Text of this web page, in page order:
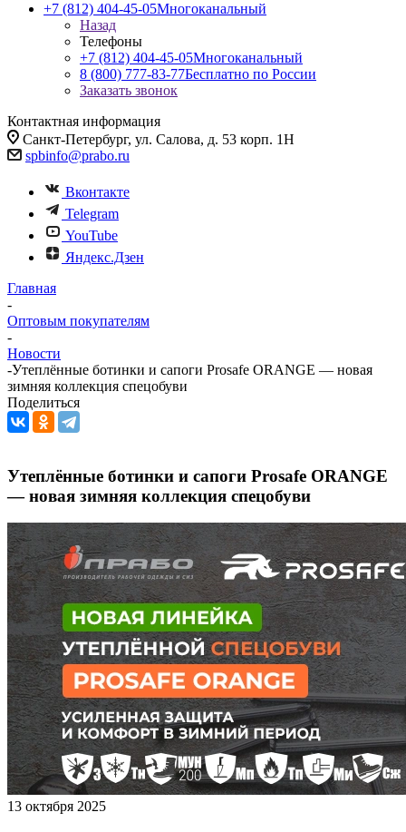
+7 (812) 404-45-05Многоканальный
Назад
Телефоны
+7 (812) 404-45-05Многоканальный
8 (800) 777-83-77Бесплатно по России
Заказать звонок
Контактная информация
Санкт-Петербург, ул. Салова, д. 53 корп. 1Н
spbinfo@prabo.ru
Вконтакте
Telegram
YouTube
Яндекс.Дзен
Главная
-
Оптовым покупателям
-
Новости
-Утеплённые ботинки и сапоги Prosafe ORANGE — новая
зимняя коллекция спецобуви
Поделиться
Утеплённые ботинки и сапоги Prosafe ORANGE
— новая зимняя коллекция спецобуви
13 октября 2025